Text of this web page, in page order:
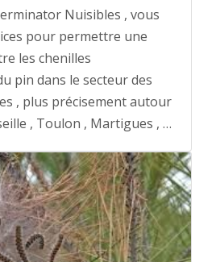
Nuisibles , vous
pour permettre une
les chenilles
pin dans le secteur des
, plus précisement autour
, Toulon , Martigues , …